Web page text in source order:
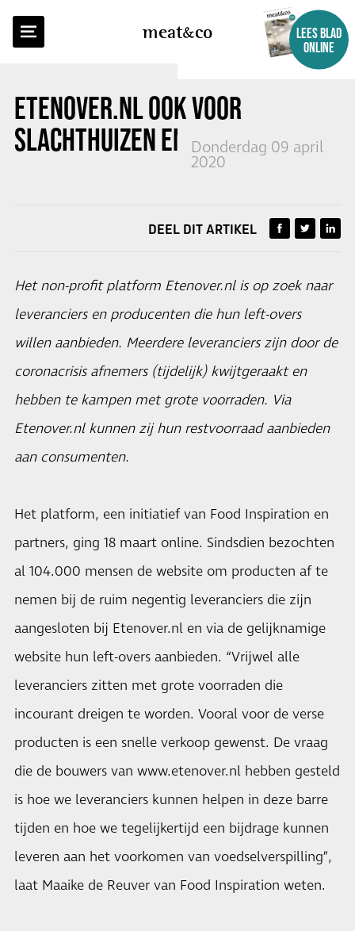
meatco
LEES BLAD
ONLINE
ETENOVER.NL OOK VOOR
SLACHTHUIZEN EN PRODUCENTEN
Donderdag 09 april
2020
TERUG NAAR OVERZICHT
DEEL DIT ARTIKEL
Het non-profit platform Etenover.nlis op zoek naar
leveranciers en producenten die hun left-overs
willen aanbieden. Meerdere leveranciers zijn door de
coronacrisis afnemers (tijdelijk) kwijtgeraakt en
hebben te kampen met grote voorraden. Via
Etenover.nl kunnen zij hun restvoorraad aanbieden
aan consumenten.
Het platform, een initiatief van Food Inspiration en
partners, ging 18 maart online. Sindsdien bezochten
al 104.000 mensen de website om producten af te
nemen bij de ruim negentig leveranciers die zijn
aangesloten bij Etenover.nl en via de gelijknamige
website hun left-overs aanbieden. “Vrijwel alle
leveranciers zitten met grote voorraden die
incourant dreigen te worden. Vooral voor de verse
producten is een snelle verkoop gewenst. De vraag
die de bouwers van www.etenover.nl hebben gesteld
is hoe we leveranciers kunnen helpen in deze barre
tijden en hoe we tegelijkertijd een bijdrage kunnen
leveren aan het voorkomen van voedselverspilling”,
laat Maaike de Reuver van Food Inspiration weten.